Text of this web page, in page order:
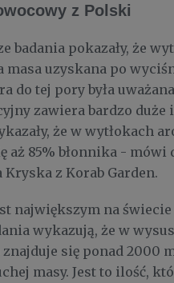
z Polski
badania pokazały, że
masa uzyskana po
do tej pory była
zawiera bardzo duże
że w wytłokach
aż 85% błonnika - mówi
Kryska z Korab Garden.
największym na
wykazują, że w
się ponad 2000
masy. Jest to ilość,